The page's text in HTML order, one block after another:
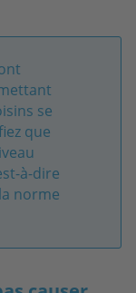
se
que
à-dire
norme